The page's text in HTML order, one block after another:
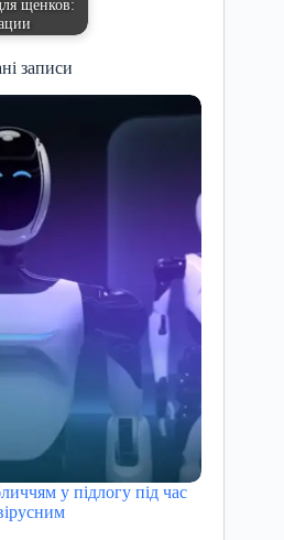
щенков:
записи
у підлогу під час